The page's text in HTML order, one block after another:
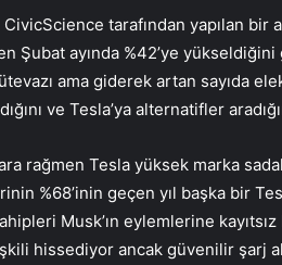
CivicScience tarafından yapılan
Şubat ayında %42’ye
ama giderek artan sayıda
ve Tesla’ya alternatifler
rağmen Tesla yüksek marka
%68’inin geçen yıl başka bir
Musk’ın eylemlerine
hissediyor ancak güvenilir şarj